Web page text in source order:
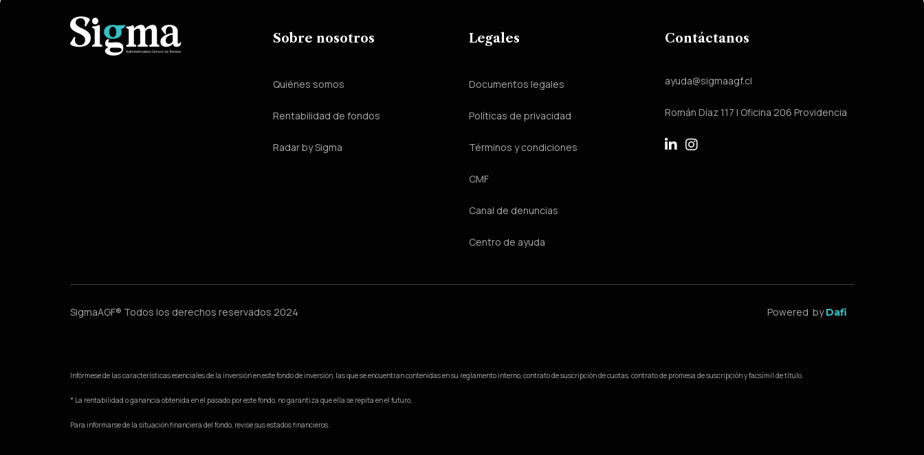
Sobre nosotros
Quiénes somos
Rentabilidad de fondos
Radar by Sigma
Legales
Documentos legales
Políticas de privacidad
Términos y condiciones
CMF
Canal de denuncias
Centro de ayuda
Contáctanos
ayuda@sigmaagf.cl
Román Díaz 117 | Oficina 206 Providencia
SigmaAGF® Todos los derechos reservados 2024 Powered byDafi
Infórmese de las características esenciales de la inversión en este fondo de inversión, las que se encuentran contenidas en su reglamento interno, contrato de suscripción de cuotas, contrato de promesa de suscripción y facsímil de título.
* La rentabilidad o ganancia obtenida en el pasado por este fondo, no garantiza que ella se repita en el futuro.
Para informarse de la situación financiera del fondo, revise sus estados financieros.